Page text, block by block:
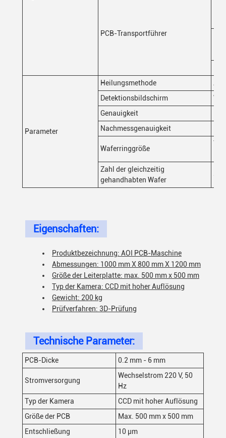
PCB-Transportführer
Parameter
Heilungsmethode
Detektionsbildschirm
Genauigkeit
Nachmessgenauigkeit
Waferringgröße
Zahl der gleichzeitig
gehandhabten Wafer
Eigenschaften:
Produktbezeichnung: AOI PCB-Maschine
Abmessungen: 1000 mm X 800 mm X 1200 mm
Größe der Leiterplatte: max. 500 mm x 500 mm
Typ der Kamera: CCD mit hoher Auflösung
Gewicht: 200 kg
Prüfverfahren: 3D-Prüfung
Technische Parameter:
PCB-Dicke 0.2 mm - 6 mm
Stromversorgung
Wechselstrom 220 V, 50
Hz
Typ der Kamera
CCD mit hoher Auflösung
Größe der PCB
Max. 500 mm x 500 mm
Entschließung
10 μm